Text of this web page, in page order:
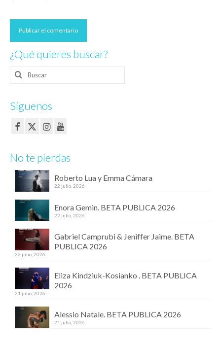
¿Qué quieres buscar?
Buscar
por:
Síguenos
No te pierdas
Roberto Lua y Emma Cámara
22 julio, 2026
Enora Gemin. BETA PUBLICA 2026
22 julio, 2026
Gabriel Camprubi & Jeniffer Jaime. BETA
PUBLICA 2026
22 julio, 2026
Eliza Kindziuk-Kosianko . BETA PUBLICA
2026
21 julio, 2026
Alessio Natale. BETA PUBLICA 2026
21 julio, 2026